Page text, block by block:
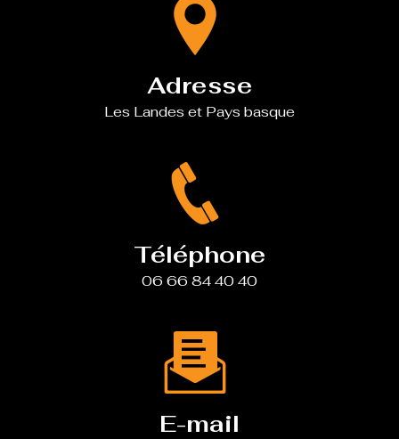
Adresse
Les Landes et Pays basque
Téléphone
06 66 84 40 40
E-mail